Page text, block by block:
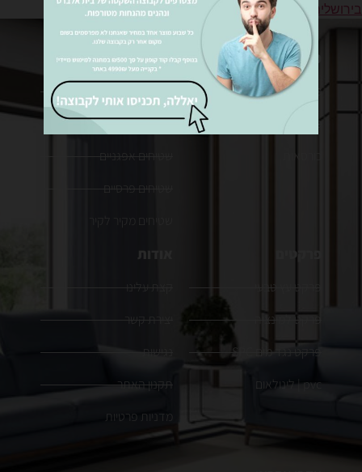
בירושלים
,רהיטים בירושלים
מערכות ישיבה
מערכות ישיבה מבד
מערכות ישיבה מעור
כורסאות
שטיחים
שטיחים מודרנים
שטיחים אפגניים
שטיחים פרסיים
שטיחים מקיר לקיר
פרקטים
פרקט עץ טבעי
פרקט למינציה
פרקט נגד מים SPC
pvc | לינולאום
אודות
קצת עלינו
יצירת קשר
נגישות
תקנון האתר
מדניות פרטיות